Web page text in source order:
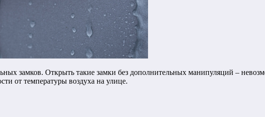
замков. Открыть такие замки без дополнительных манипуляций –
от температуры воздуха на улице.